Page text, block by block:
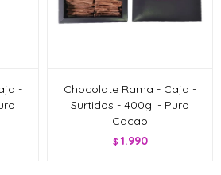
-
Chocolate Rama - Caja -
Surtidos - 400g. - Puro
Cacao
$ 1.990